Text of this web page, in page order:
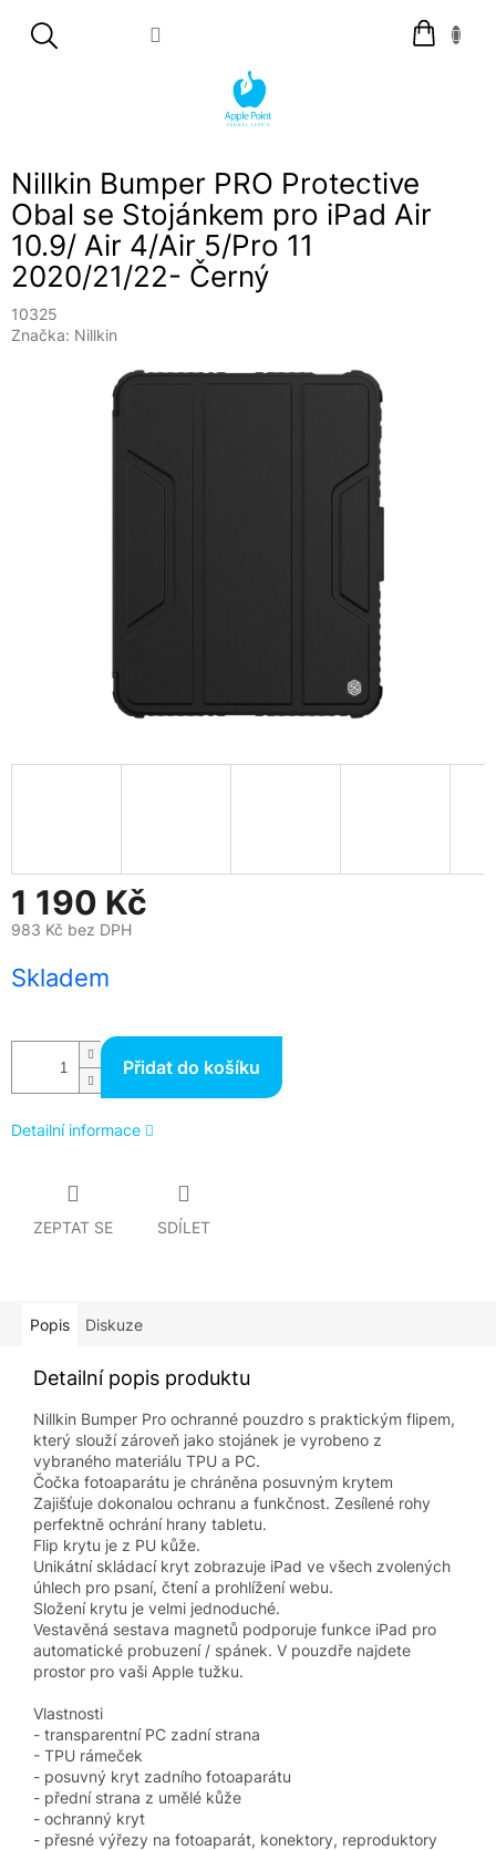
Nákupní
košík
Nillkin Bumper PRO Protective
Obal se Stojánkem pro iPad Air
10.9/ Air 4/Air 5/Pro 11
2020/21/22- Černý
10325
Značka: Nillkin
1 190 Kč
983 Kč bez DPH
cena:
Skladem
Přidat do košíku
Detailní informace
ZEPTAT SE SDÍLET
Popis Diskuze
Detailní popis produktu
Nillkin Bumper Pro ochranné pouzdro s praktickým flipem,
který slouží zároveň jako stojánek je vyrobeno z
vybraného materiálu TPU a PC.
Čočka fotoaparátu je chráněna posuvným krytem
Zajišťuje dokonalou ochranu a funkčnost. Zesílené rohy
perfektně ochrání hrany tabletu.
Flip krytu je z PU kůže.
Unikátní skládací kryt zobrazuje iPad ve všech zvolených
úhlech pro psaní, čtení a prohlížení webu.
Složení krytu je velmi jednoduché.
Vestavěná sestava magnetů podporuje funkce iPad pro
automatické probuzení / spánek. V pouzdře najdete
prostor pro vaši Apple tužku.
Vlastnosti
- transparentní PC zadní strana
- TPU rámeček
- posuvný kryt zadního fotoaparátu
- přední strana z umělé kůže
- ochranný kryt
- přesné výřezy na fotoaparát, konektory, reproduktory